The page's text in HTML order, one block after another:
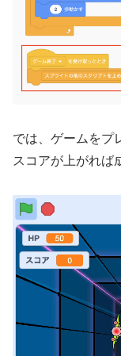
では、ゲームをプ
スコアが上がれば